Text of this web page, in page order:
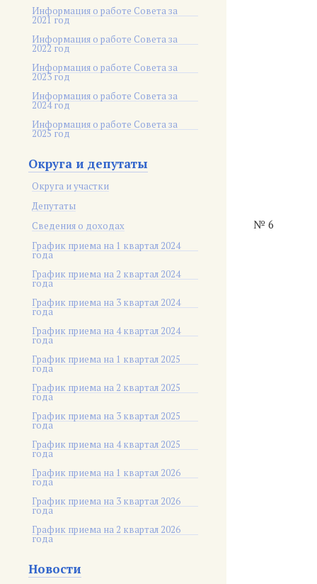
Информация о работе Совета за
2021 год
Информация о работе Совета за
2022 год
Информация о работе Совета за
2023 год
Информация о работе Совета за
2024 год
Информация о работе Совета за
2025 год
Округа и депутаты
Округа и участки
Депутаты
Сведения о доходах
График приема на 1 квартал 2024
года
График приема на 2 квартал 2024
года
График приема на 3 квартал 2024
года
График приема на 4 квартал 2024
года
График приема на 1 квартал 2025
года
График приема на 2 квартал 2025
года
График приема на 3 квартал 2025
года
График приема на 4 квартал 2025
года
График приема на 1 квартал 2026
года
График приема на 3 квартал 2026
года
График приема на 2 квартал 2026
года
Новости
№ 6